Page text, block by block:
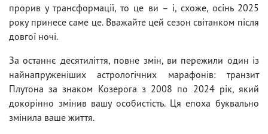
прорив у трансформації, то це ви – і, схоже, осінь 2025
року принесе саме це. Вважайте цей сезон світанком після
довгої ночі.
За останнє десятиліття, повне змін, ви пережили один із
найнапруженіших астрологічних марафонів: транзит
Плутона за знаком Козерога з 2008 по 2024 рік, який
докорінно змінив вашу особистість. Ця епоха буквально
змінила ваше життя.